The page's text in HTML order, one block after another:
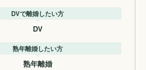
DVで離婚したい方
DV
熟年離婚したい方
熟年離婚